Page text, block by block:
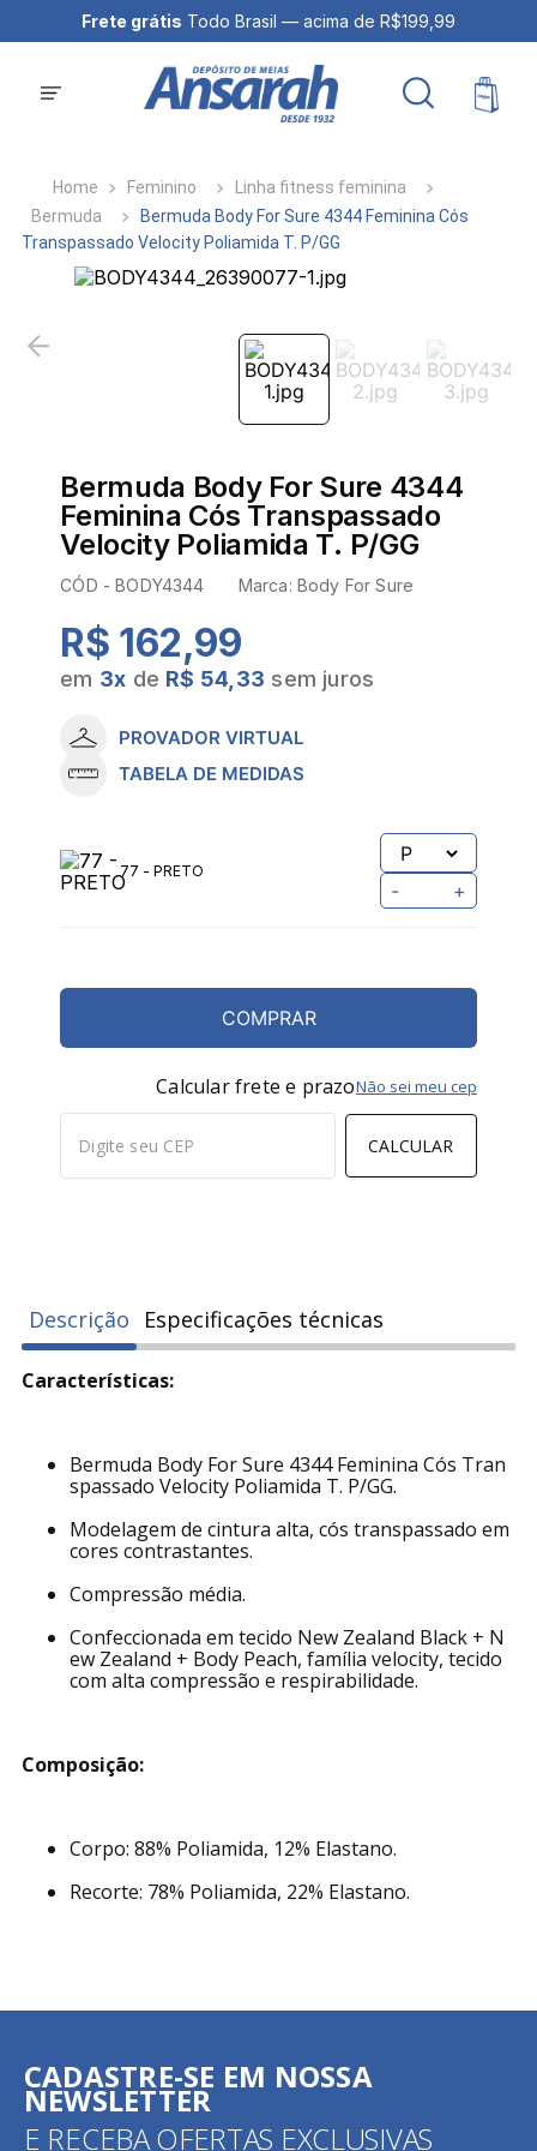
Frete grátis Todo Brasil — acima de R$199,99
Feminino
Linha fitness feminina
Bermuda
Bermuda Body For Sure 4344 Feminina Cós
Transpassado Velocity Poliamida T. P/GG
Bermuda Body For Sure 4344
Feminina Cós Transpassado
Velocity Poliamida T. P/GG
CÓD -BODY4344 Marca: Body For Sure
R$ 162,99
em 3x de R$ 54,33 sem juros
PROVADOR VIRTUAL
TABELA DE MEDIDAS
77 - PRETO
- +
COMPRAR
Calcular frete e prazo
CALCULAR
Não sei meu cep
Descrição Especificações técnicas
Características:
Bermuda Body For Sure 4344 Feminina Cós Tran
spassado Velocity Poliamida T. P/GG.
Modelagem de cintura alta, cós transpassado em
cores contrastantes.
Compressão média.
Confeccionada em tecido New Zealand Black + N
ew Zealand + Body Peach, família velocity, tecido
com alta compressão e respirabilidade.
Composição:
Corpo: 88% Poliamida, 12% Elastano.
Recorte: 78% Poliamida, 22% Elastano.
CADASTRE-SE EM NOSSA
NEWSLETTER
E RECEBA OFERTAS EXCLUSIVAS